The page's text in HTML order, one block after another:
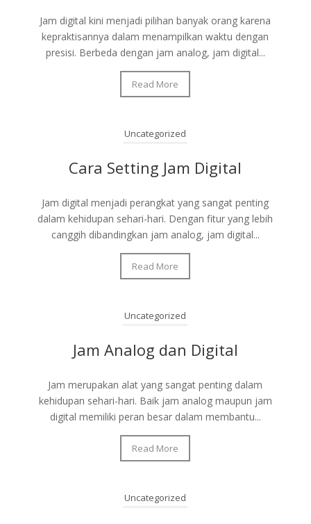
Jam digital kini menjadi pilihan banyak orang karena
kepraktisannya dalam menampilkan waktu dengan
presisi. Berbeda dengan jam analog, jam digital...
Read More
Uncategorized
Cara Setting Jam Digital
Jam digital menjadi perangkat yang sangat penting
dalam kehidupan sehari-hari. Dengan fitur yang lebih
canggih dibandingkan jam analog, jam digital...
Read More
Uncategorized
Jam Analog dan Digital
Jam merupakan alat yang sangat penting dalam
kehidupan sehari-hari. Baik jam analog maupun jam
digital memiliki peran besar dalam membantu...
Read More
Uncategorized